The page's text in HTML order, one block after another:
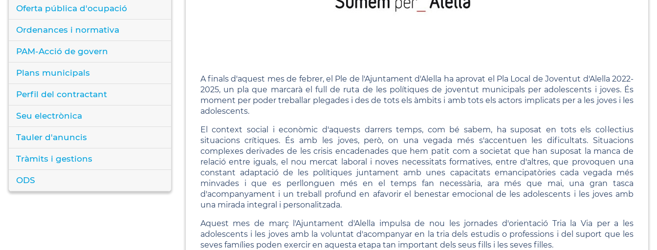
Oferta pública d'ocupació
Ordenances i normativa
PAM-Acció de govern
Plans municipals
Perfil del contractant
Seu electrònica
Tauler d'anuncis
Tràmits i gestions
ODS
A finals d'aquest mes de febrer, el Ple de l'Ajuntament d'Alella ha aprovat el Pla Local de Joventut d'Alella 2022-
2025, un pla que marcarà el full de ruta de les polítiques de joventut municipals per adolescents i joves. És
moment per poder treballar plegades i des de tots els àmbits i amb tots els actors implicats per a les joves i les
adolescents.
El context social i econòmic d'aquests darrers temps, com bé sabem, ha suposat en tots els col·lectius
situacions crítiques. És amb les joves, però, on una vegada més s'accentuen les dificultats. Situacions
complexes derivades de les crisis encadenades que hem patit com a societat que han suposat la manca de
relació entre iguals, el nou mercat laboral i noves necessitats formatives, entre d'altres, que provoquen una
constant adaptació de les polítiques juntament amb unes capacitats emancipatòries cada vegada més
minvades i que es perllonguen més en el temps fan necessària, ara més que mai, una gran tasca
d'acompanyament i un treball profund en afavorir el benestar emocional de les adolescents i les joves amb
una mirada integral i personalitzada.
Aquest mes de març l'Ajuntament d'Alella impulsa de nou les jornades d'orientació Tria la Via per a les
adolescents i les joves amb la voluntat d'acompanyar en la tria dels estudis o professions i del suport que les
seves famílies poden exercir en aquesta etapa tan important dels seus fills i les seves filles.